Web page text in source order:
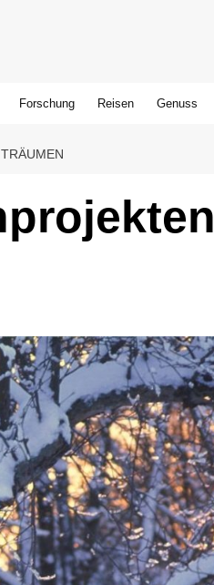
Forschung Reisen Genuss